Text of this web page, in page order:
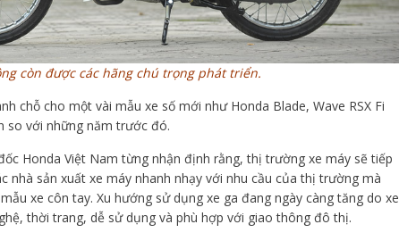
còn được các hãng chú trọng phát triển.
chỗ cho một vài mẫu xe số mới như Honda Blade, Wave RSX Fi
so với những năm trước đó.
Honda Việt Nam từng nhận định rằng, thị trường xe máy sẽ tiếp
nhà sản xuất xe máy nhanh nhạy với nhu cầu của thị trường mà
xe côn tay. Xu hướng sử dụng xe ga đang ngày càng tăng do xe
thời trang, dễ sử dụng và phù hợp với giao thông đô thị.